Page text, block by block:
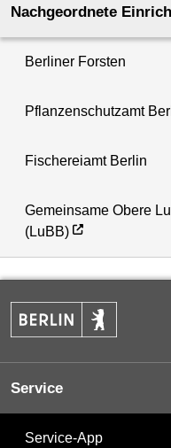
Nachgeordnete
Berliner Forsten
Pflanzenschutzamt
Fischereiamt Berlin
Gemeinsame Obere
(LuBB)
Service
Service-App